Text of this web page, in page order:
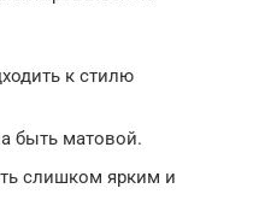
к стилю
быть матовой.
слишком ярким и